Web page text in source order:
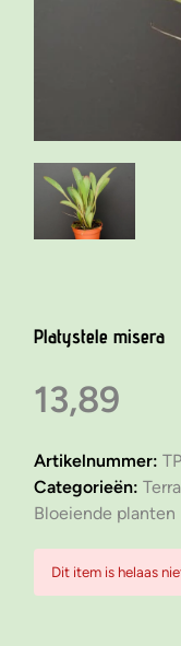
Platystele misera
13,89
Artikelnummer:
Categorieën:
Bloeiende planten
Dit item is helaas